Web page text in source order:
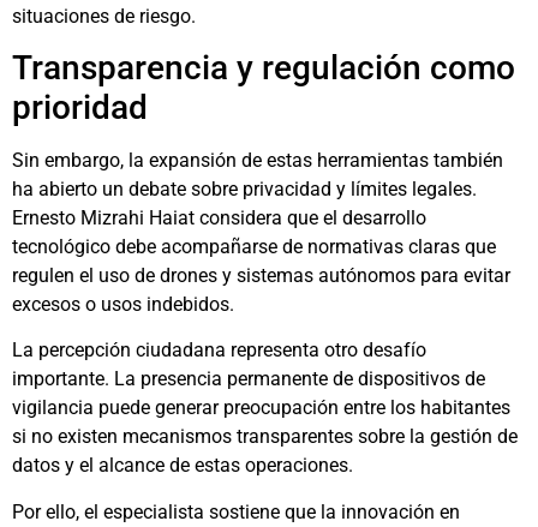
situaciones de riesgo.
Transparencia y regulación como
prioridad
Sin embargo, la expansión de estas herramientas también
ha abierto un debate sobre privacidad y límites legales.
Ernesto Mizrahi Haiat considera que el desarrollo
tecnológico debe acompañarse de normativas claras que
regulen el uso de drones y sistemas autónomos para evitar
excesos o usos indebidos.
La percepción ciudadana representa otro desafío
importante. La presencia permanente de dispositivos de
vigilancia puede generar preocupación entre los habitantes
si no existen mecanismos transparentes sobre la gestión de
datos y el alcance de estas operaciones.
Por ello, el especialista sostiene que la innovación en